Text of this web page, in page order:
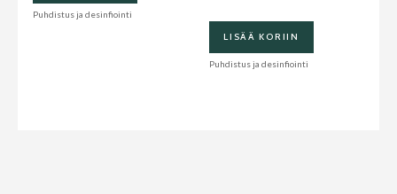
Puhdistus ja desinfiointi
LISÄÄ KORIIN
Puhdistus ja desinfiointi